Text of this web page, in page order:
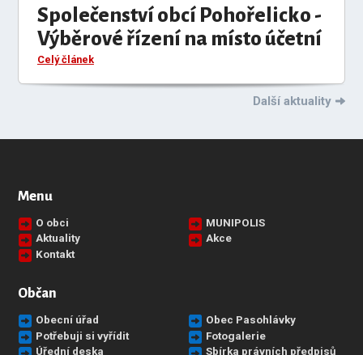
Společenství obcí Pohořelicko -
Výběrové řízení na místo účetní
Celý článek
Další aktuality
Menu
O obci
MUNIPOLIS
Aktuality
Akce
Kontakt
Občan
Obecní úřad
Obec Pasohlávky
Potřebuji si vyřídit
Fotogalerie
Úřední deska
Sbírka právních předpisů